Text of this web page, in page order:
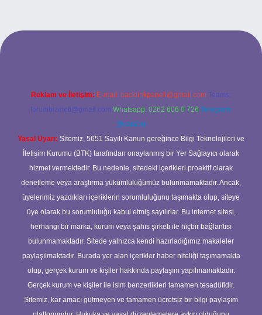
giriş
Reklam ve İletişim: E-mail: backlinkpaneli@gmail.com Teams:
forumhizmeti@gmail.com Whatsapp: 0262 606 0 726 Telegram:
@karabul
Yasal Uyarı: Sitemiz, 5651 Sayılı Kanun gereğince Bilgi Teknolojileri ve
İletişim Kurumu (BTK) tarafından onaylanmış bir Yer Sağlayıcı olarak
hizmet vermektedir. Bu nedenle, sitedeki içerikleri proaktif olarak
denetleme veya araştırma yükümlülüğümüz bulunmamaktadır. Ancak,
üyelerimiz yazdıkları içeriklerin sorumluluğunu taşımakta olup, siteye
üye olarak bu sorumluluğu kabul etmiş sayılırlar. Bu internet sitesi,
herhangi bir marka, kurum veya şahıs şirketi ile hiçbir bağlantısı
bulunmamaktadır. Sitede yalnızca kendi hazırladığımız makaleler
paylaşılmaktadır. Burada yer alan içerikler haber niteliği taşımamakta
olup, gerçek kurum ve kişiler hakkında paylaşım yapılmamaktadır.
Gerçek kurum ve kişiler ile isim benzerlikleri tamamen tesadüfidir.
Sitemiz, kar amacı gütmeyen ve tamamen ücretsiz bir bilgi paylaşım